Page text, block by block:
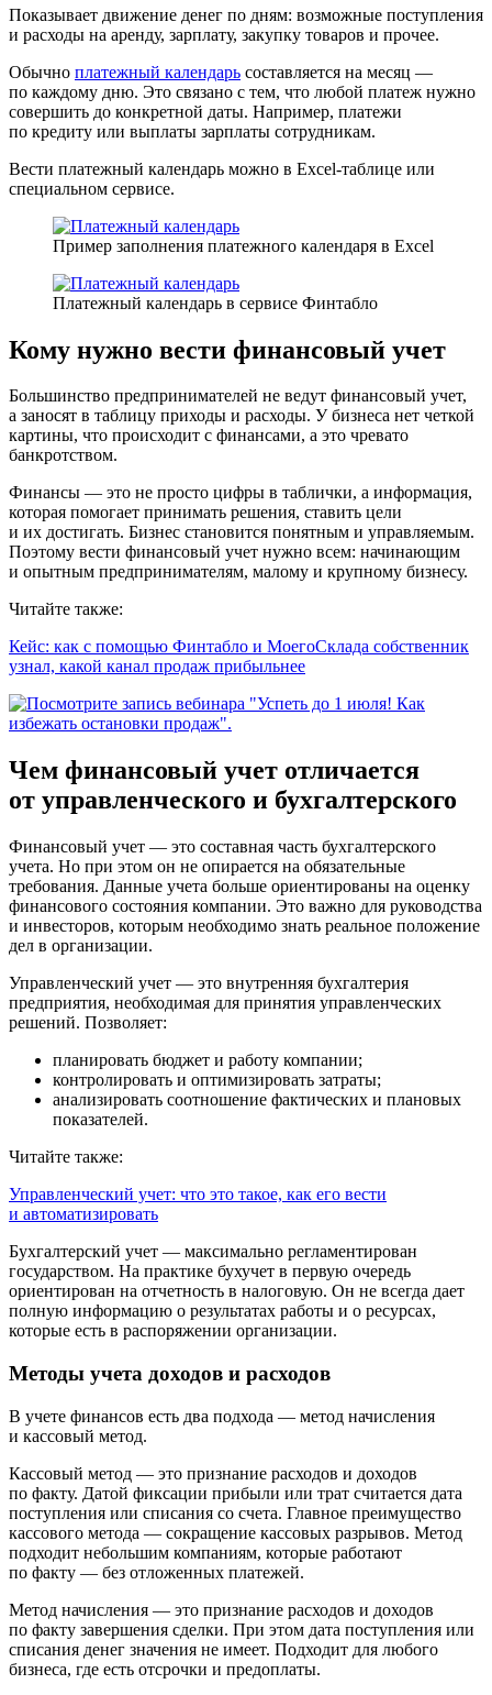
Показывает движение денег по дням: возможные поступления
и расходы на аренду, зарплату, закупку товаров и прочее.
Обычно платежный календарь составляется на месяц —
по каждому дню. Это связано с тем, что любой платеж нужно
совершить до конкретной даты. Например, платежи
по кредиту или выплаты зарплаты сотрудникам.
Вести платежный календарь можно в Excel-таблице или
специальном сервисе.
Пример заполнения платежного календаря в Excel
Платежный календарь в сервисе Финтабло
Кому нужно вести финансовый учет
Большинство предпринимателей не ведут финансовый учет,
а заносят в таблицу приходы и расходы. У бизнеса нет четкой
картины, что происходит с финансами, а это чревато
банкротством.
Финансы — это не просто цифры в таблички, а информация,
которая помогает принимать решения, ставить цели
и их достигать. Бизнес становится понятным и управляемым.
Поэтому вести финансовый учет нужно всем: начинающим
и опытным предпринимателям, малому и крупному бизнесу.
Читайте также:
Кейс: как с помощью Финтабло и МоегоСклада собственник
узнал, какой канал продаж прибыльнее
Чем финансовый учет отличается
от управленческого и бухгалтерского
Финансовый учет — это составная часть бухгалтерского
учета. Но при этом он не опирается на обязательные
требования. Данные учета больше ориентированы на оценку
финансового состояния компании. Это важно для руководства
и инвесторов, которым необходимо знать реальное положение
дел в организации.
Управленческий учет — это внутренняя бухгалтерия
предприятия, необходимая для принятия управленческих
решений. Позволяет:
планировать бюджет и работу компании;
контролировать и оптимизировать затраты;
анализировать соотношение фактических и плановых
показателей.
Читайте также:
Управленческий учет: что это такое, как его вести
и автоматизировать
Бухгалтерский учет — максимально регламентирован
государством. На практике бухучет в первую очередь
ориентирован на отчетность в налоговую. Он не всегда дает
полную информацию о результатах работы и о ресурсах,
которые есть в распоряжении организации.
Методы учета доходов и расходов
В учете финансов есть два подхода — метод начисления
и кассовый метод.
Кассовый метод — это признание расходов и доходов
по факту. Датой фиксации прибыли или трат считается дата
поступления или списания со счета. Главное преимущество
кассового метода — сокращение кассовых разрывов. Метод
подходит небольшим компаниям, которые работают
по факту — без отложенных платежей.
Метод начисления — это признание расходов и доходов
по факту завершения сделки. При этом дата поступления или
списания денег значения не имеет. Подходит для любого
бизнеса, где есть отсрочки и предоплаты.